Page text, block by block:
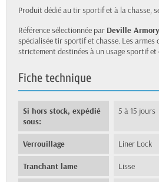
Produit dédié au tir sportif et à la chasse,
Référence sélectionnée par Deville Armory
spécialisée tir sportif et chasse. Les armes
strictement destinées à un usage sportif et
Fiche technique
Si hors stock, expédié
sous:
5 à 15 jours
Verrouillage Liner Lock
Tranchant lame Lisse